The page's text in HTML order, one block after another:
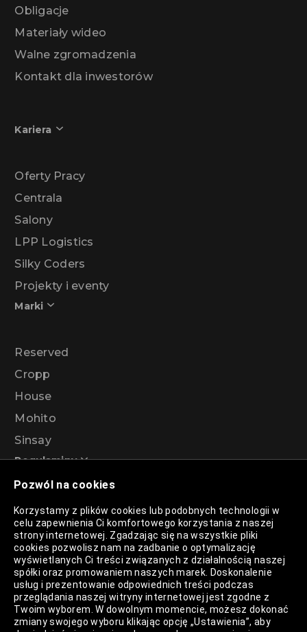
Pozwól na cookies
Korzystamy z plików cookies lub podobnych technologii w
celu zapewnienia Ci komfortowego korzystania z naszej
strony internetowej. Zgadzając się na wszystkie pliki
cookies pozwolisz nam na zadbanie o optymalizację
wyświetlanych Ci treści związanych z działalnością naszej
spółki oraz promowaniem naszych marek. Doskonalenie
usług i prezentowanie odpowiednich treści podczas
przeglądania naszej witryny internetowej jest zgodne z
Twoim wyborem. W dowolnym momencie, możesz dokonać
zmiany swojego wyboru klikając opcję „Ustawienia”, aby
Obligacje
Materiały wideo
Walne zgromadzenia
Kontakt dla inwestorów
Kariera
Oferty Pracy
Centrala
Salony
LPP Logistics
Silky Coders
Projekty i eventy
Marki
Reserved
Cropp
House
Mohito
Sinsay
Regulaminy
Regulamin akcji promocyjnej – Program
rabatowy 99%
Polityka Prywatności
Polityka Plików Cookies
Lista Plików Cookies